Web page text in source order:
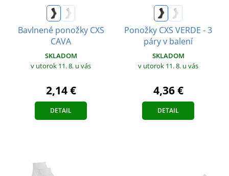
Bavlnené ponožky CXS
CAVA
SKLADOM
v utorok 11. 8. u vás
2,14 €
DETAIL
Ponožky CXS VERDE - 3
páry v balení
SKLADOM
v utorok 11. 8. u vás
4,36 €
DETAIL